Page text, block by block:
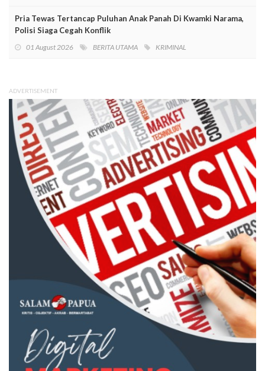
Pria Tewas Tertancap Puluhan Anak Panah Di Kwamki Narama,
Polisi Siaga Cegah Konflik
01 August 2026 BERITA UTAMA KRIMINAL
ADVERTISEMENT